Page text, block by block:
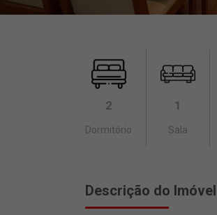
2
Dormitório
1
Sala
Descrição do Imóvel